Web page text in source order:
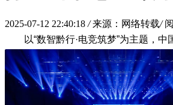
2025-07-12 22:40:18 / 来源：网络转载/
以“数智黔行·电竞筑梦”为主题，